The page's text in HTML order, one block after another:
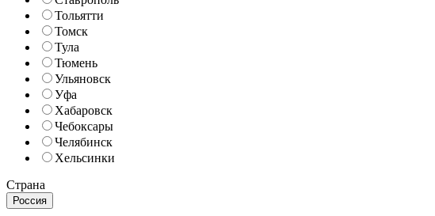
Тольятти
Томск
Тула
Тюмень
Ульяновск
Уфа
Хабаровск
Чебоксары
Челябинск
Хельсинки
Страна
Россия